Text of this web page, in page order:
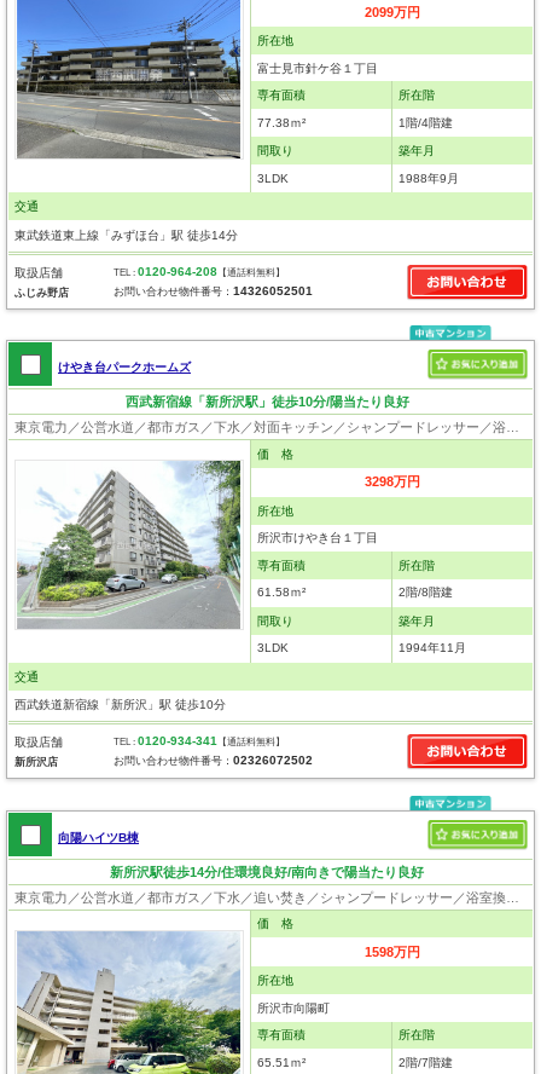
2099万円
所在地
富士見市針ケ谷１丁目
専有面積
77.38ｍ²
所在階
1階/4階建
間取り
3LDK
築年月
1988年9月
交通
東武鉄道東上線「みずほ台」駅 徒歩14分
取扱店舗
ふじみ野店
TEL :0120-964-208 【通話料無料】
お問い合わせ物件番号：14326052501
けやき台パークホームズ
西武新宿線「新所沢駅」徒歩10分/陽当たり良好
価 格
3298万円
所在地
所沢市けやき台１丁目
専有面積
61.58ｍ²
所在階
2階/8階建
間取り
3LDK
築年月
1994年11月
交通
西武鉄道新宿線「新所沢」駅 徒歩10分
取扱店舗
新所沢店
TEL :0120-934-341 【通話料無料】
お問い合わせ物件番号：02326072502
向陽ハイツB棟
新所沢駅徒歩14分/住環境良好/南向きで陽当たり良好
価 格
1598万円
所在地
所沢市向陽町
専有面積
65.51ｍ²
所在階
2階/7階建